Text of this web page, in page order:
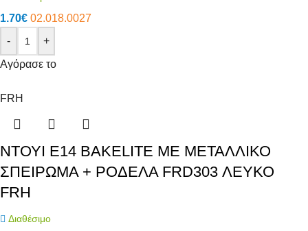
1.70€ 02.018.0027
-
+
Αγόρασε το
FRH
ΝΤΟΥΙ E14 BAKELITE ΜΕ ΜΕΤΑΛΛΙΚΟ
ΣΠΕΙΡΩΜΑ + ΡΟΔΕΛΑ FRD303 ΛΕΥΚΟ
FRH
Διαθέσιμο